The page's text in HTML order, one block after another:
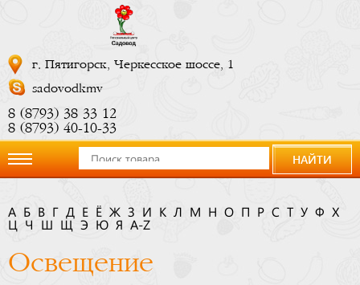
г. Пятигорск, Черкесское шоссе, 1
sadovodkmv
8 (8793) 38 33 12
8 (8793) 40-10-33
компании
Новости
НАЙТИ
А Б В Г Д Е Ё Ж З И К Л М Н О П Р С Т У Ф
Х
Ч Э Ю Я A-Z
Освещение